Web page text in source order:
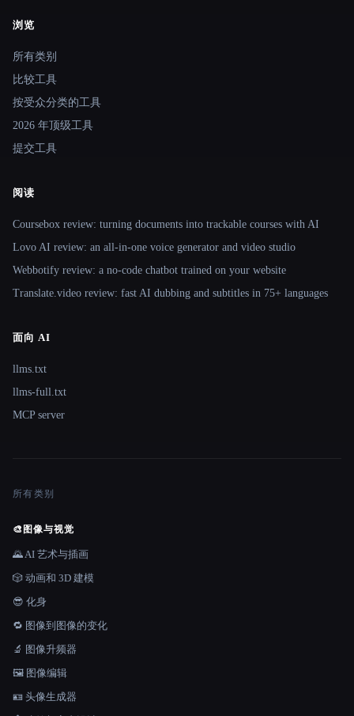
Site navigation
浏览
所有类别
比较工具
按受众分类的工具
2026 年顶级工具
提交工具
阅读
Coursebox review: turning documents into trackable courses with AI
Lovo AI review: an all-in-one voice generator and video studio
Webbotify review: a no-code chatbot trained on your website
Translate.video review: fast AI dubbing and subtitles in 75+ languages
面向 AI
llms.txt
llms-full.txt
MCP server
所有类别
🎨 图像与视觉
🌄 AI 艺术与插画
🎲 动画和 3D 建模
😎 化身
🔁 图像到图像的变化
🔬 图像升频器
🖼️ 图像编辑
🪪 头像生成器